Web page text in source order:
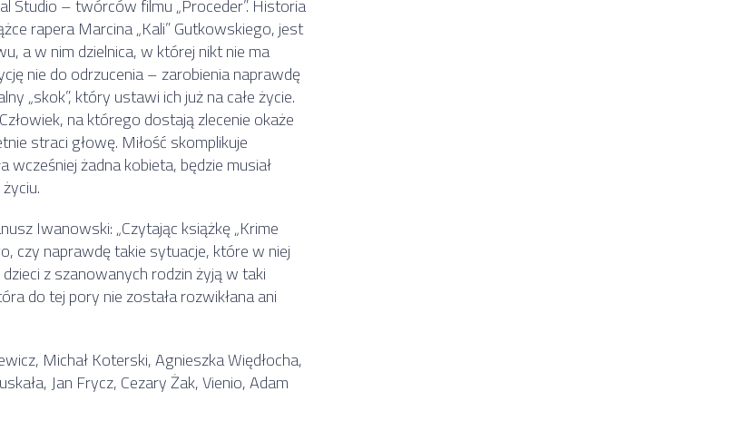
rapera Marcina „Kali” Gutkowskiego, jest
a w nim dzielnica, w której nikt nie ma
nie do odrzucenia – zarobienia naprawdę
„skok”, który ustawi ich już na całe życie.
na którego dostają zlecenie okaże
straci głowę. Miłość skomplikuje
żadna kobieta, będzie musiał
Iwanowski: „Czytając książkę „Krime
czy naprawdę takie sytuacje, które w niej
z szanowanych rodzin żyją w taki
do tej pory nie została rozwikłana ani
Michał Koterski, Agnieszka Więdłocha,
Jan Frycz, Cezary Żak, Vienio, Adam